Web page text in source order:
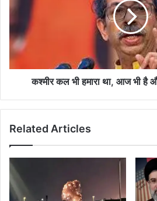
हमारा
भी
और
कश्मीर कल भी हमारा था, आज भी है
Related Articles